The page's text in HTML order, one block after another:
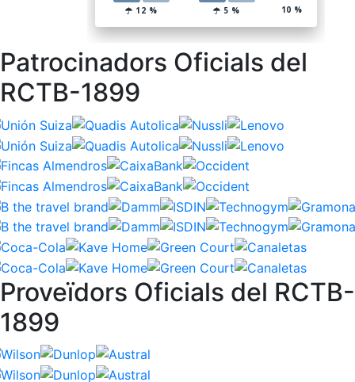
Patrocinadors Oficials del
RCTB-1899
Proveïdors Oficials del RCTB-
1899